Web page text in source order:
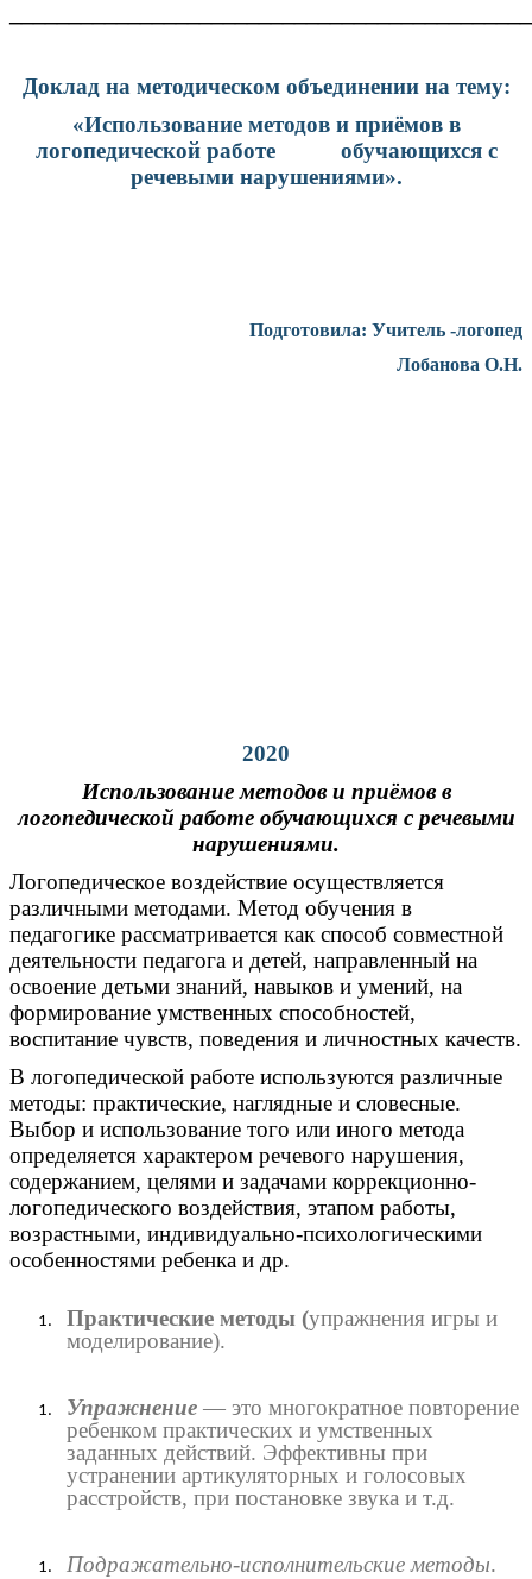
Доклад на методическом объединении на тему:
«Использование методов и приёмов в
логопедической работе обучающихся с
речевыми нарушениями».
Подготовила: Учитель -логопед
Лобанова О.Н.
2020
Использование методов и приёмов в
логопедической работе обучающихся с речевыми
нарушениями.
Логопедическое воздействие осуществляется
различными методами. Метод обучения в
педагогике рассматривается как способ совместной
деятельности педагога и детей, направленный на
освоение детьми знаний, навыков и умений, на
формирование умственных способностей,
воспитание чувств, поведения и личностных качеств.
В логопедической работе используются различные
методы: практические, наглядные и словесные.
Выбор и использование того или иного метода
определяется характером речевого нарушения,
содержанием, целями и задачами коррекционно-
логопедического воздействия, этапом работы,
возрастными, индивидуально-психологическими
особенностями ребенка и др.
Практические методы (упражнения игры и
моделирование).
Упражнение — это многократное повторение
ребенком практических и умственных
заданных действий. Эффективны при
устранении артикуляторных и голосовых
расстройств, при постановке звука и т.д.
Подражательно-исполнительские методы.